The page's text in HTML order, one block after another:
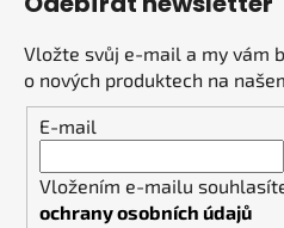
Vložte svůj e-mail a my vám
o nových produktech na
E-mail
Vložením e-mailu
ochrany osobních údajů